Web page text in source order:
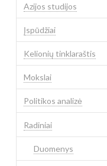
Azijos studijos
Įspūdžiai
Kelionių tinklaraštis
Mokslai
Politikos analizė
Radiniai
Duomenys